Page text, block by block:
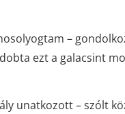
–
ezt a galacsint
unatkozott – szólt